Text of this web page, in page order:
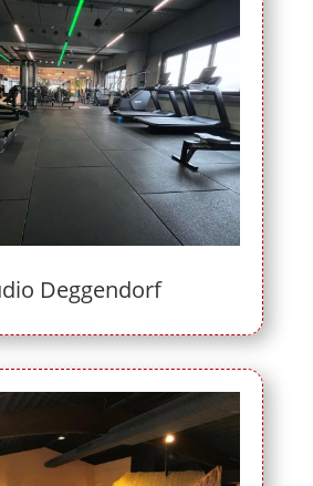
Deggendorf